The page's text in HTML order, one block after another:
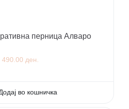
перница Алваро
490.00 ден.
во кошничка